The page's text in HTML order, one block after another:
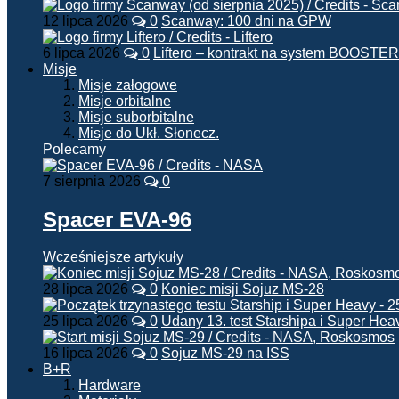
12 lipca 2026 0 Scanway: 100 dni na GPW
6 lipca 2026 0 Liftero – kontrakt na system BOOSTER
Misje
Misje załogowe
Misje orbitalne
Misje suborbitalne
Misje do Ukł. Słonecz.
Polecamy
7 sierpnia 2026 0
Spacer EVA-96
Wcześniejsze artykuły
28 lipca 2026 0 Koniec misji Sojuz MS-28
25 lipca 2026 0 Udany 13. test Starshipa i Super
16 lipca 2026 0 Sojuz MS-29 na ISS
B+R
Hardware